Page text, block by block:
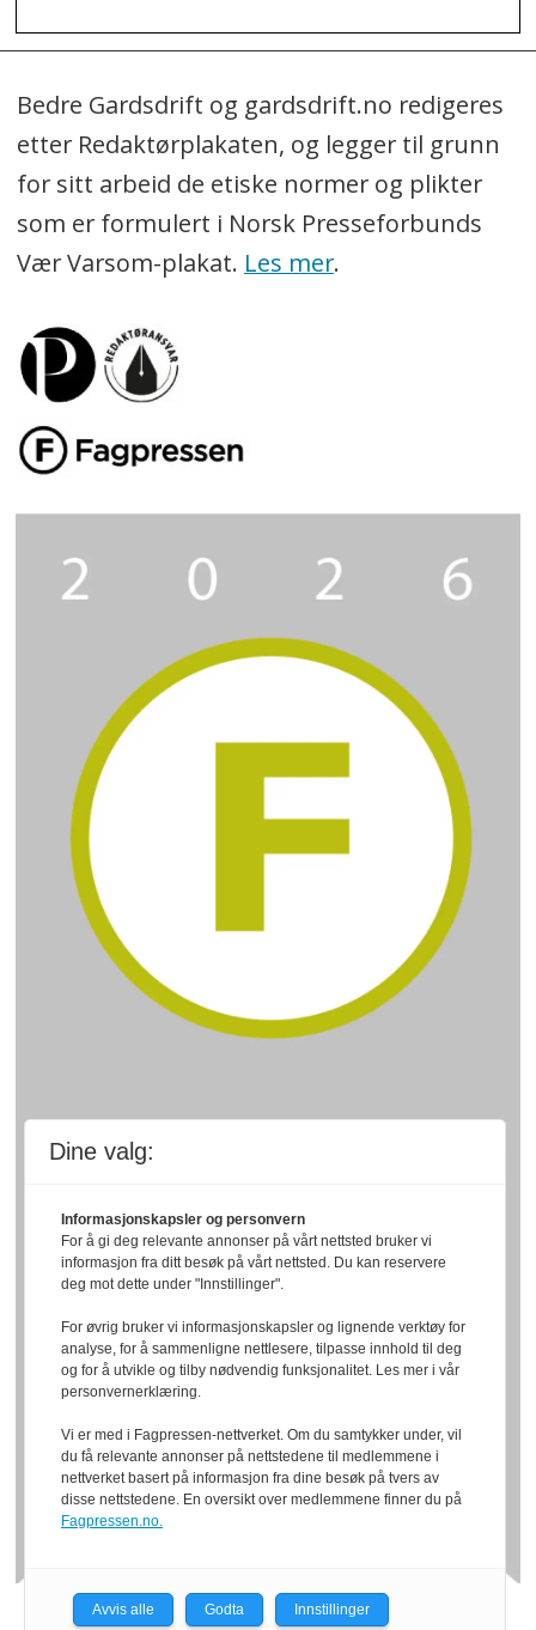
Bedre Gardsdrift og gardsdrift.no redigeres
etter Redaktørplakaten, og legger til grunn
for sitt arbeid de etiske normer og plikter
som er formulert i Norsk Presseforbunds
Vær Varsom-plakat. Les mer.
Dine valg:
Informasjonskapsler og personvern
For å gi deg relevante annonser på vårt nettsted bruker vi
informasjon fra ditt besøk på vårt nettsted. Du kan reservere
deg mot dette under "Innstillinger".
For øvrig bruker vi informasjonskapsler og lignende verktøy for
analyse, for å sammenligne nettlesere, tilpasse innhold til deg
og for å utvikle og tilby nødvendig funksjonalitet. Les mer i vår
personvernerklæring.
Vi er med i Fagpressen-nettverket. Om du samtykker under, vil
du få relevante annonser på nettstedene til medlemmene i
nettverket basert på informasjon fra dine besøk på tvers av
disse nettstedene. En oversikt over medlemmene finner du på
Fagpressen.no.
Avvis alle Godta Innstillinger